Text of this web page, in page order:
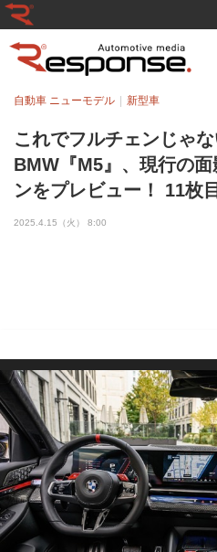
これでフルチェンじゃ
BMW『M5』、現行の
ンをプレビュー！ 11枚
自動車 ニューモデル 新型車
2025.4.15（火） 8:00